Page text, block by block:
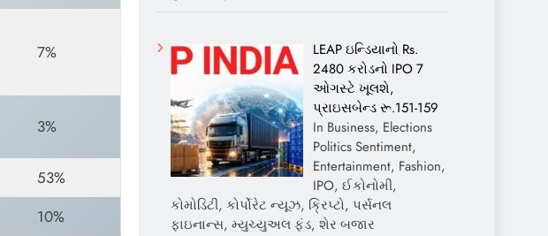
7%
3%
53%
10%
LEAP ઇન્ડિયાનો Rs.
2480 કરોડનો IPO 7
ઓગસ્ટે ખૂલશે,
પ્રાઇસબેન્ડ રૂ.151-159
In Business, Elections
Politics Sentiment,
Entertainment, Fashion,
IPO, ઈકોનોમી,
કોમોડિટી, કોર્પોરેટ ન્યૂઝ, ક્રિપ્ટો, પર્સનલ
ફાઇનાન્સ, મ્યુચ્યુઅલ ફંડ, શેર બજાર